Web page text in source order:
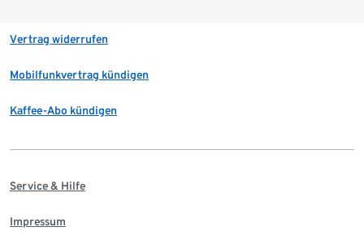
Vertrag widerrufen
Mobilfunkvertrag kündigen
Kaffee-Abo kündigen
Service & Hilfe
Impressum